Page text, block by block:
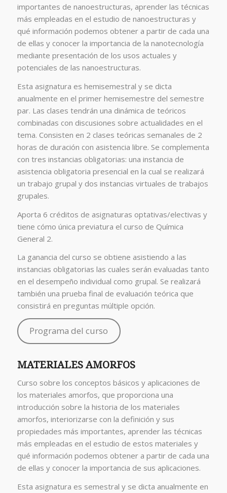
importantes de nanoestructuras, aprender las técnicas
más empleadas en el estudio de nanoestructuras y
qué información podemos obtener a partir de cada una
de ellas y conocer la importancia de la nanotecnología
mediante presentación de los usos actuales y
potenciales de las nanoestructuras.
Esta asignatura es hemisemestral y se dicta
anualmente en el primer hemisemestre del semestre
par. Las clases tendrán una dinámica de teóricos
combinadas con discusiones sobre actualidades en el
tema. Consisten en 2 clases teóricas semanales de 2
horas de duración con asistencia libre. Se complementa
con tres instancias obligatorias: una instancia de
asistencia obligatoria presencial en la cual se realizará
un trabajo grupal y dos instancias virtuales de trabajos
grupales.
Aporta 6 créditos de asignaturas optativas/electivas y
tiene cómo única previatura el curso de Química
General 2.
La ganancia del curso se obtiene asistiendo a las
instancias obligatorias las cuales serán evaluadas tanto
en el desempeño individual como grupal. Se realizará
también una prueba final de evaluación teórica que
consistirá en preguntas múltiple opción.
Programa del curso
MATERIALES AMORFOS
Curso sobre los conceptos básicos y aplicaciones de
los materiales amorfos, que proporciona una
introducción sobre la historia de los materiales
amorfos, interiorizarse con la definición y sus
propiedades más importantes, aprender las técnicas
más empleadas en el estudio de estos materiales y
qué información podemos obtener a partir de cada una
de ellas y conocer la importancia de sus aplicaciones.
Esta asignatura es semestral y se dicta anualmente en